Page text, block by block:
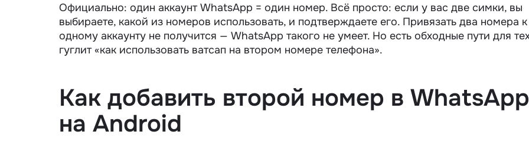
Официально: один аккаунт WhatsApp = один номер. Всё просто: если у вас две симки, вы
выбираете, какой из номеров использовать, и подтверждаете его. Привязать два номера к
одному аккаунту не получится — WhatsApp такого не умеет. Но есть обходные пути для
гуглит «как использовать ватсап на втором номере телефона».
Как добавить второй номер в WhatsApp
на Android